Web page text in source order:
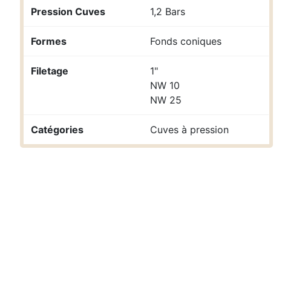
Pression Cuves 1,2 Bars
Formes Fonds coniques
Filetage
1"
NW 10
NW 25
Catégories Cuves à pression